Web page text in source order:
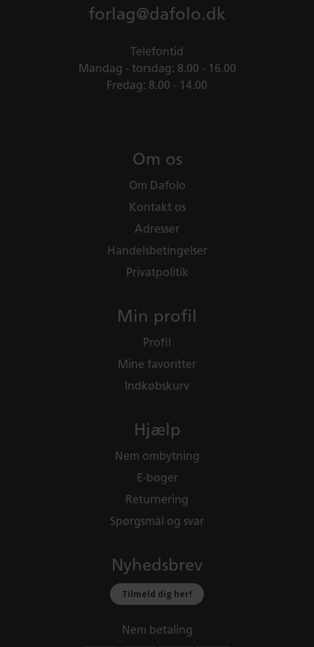
Om os
Om Dafolo
Kontakt os
Adresser
Handelsbetingelser
Privatpolitik
Min profil
Profil
Mine favoritter
Indkøbskurv
Hjælp
Nem ombytning
E-bøger
Returnering
Spørgsmål og svar
Nyhedsbrev
Tilmeld dig her!
forlag@dafolo.dk
Telefontid
Mandag - torsdag: 8.00 - 16.00
Fredag: 8.00 - 14.00
Nem betaling